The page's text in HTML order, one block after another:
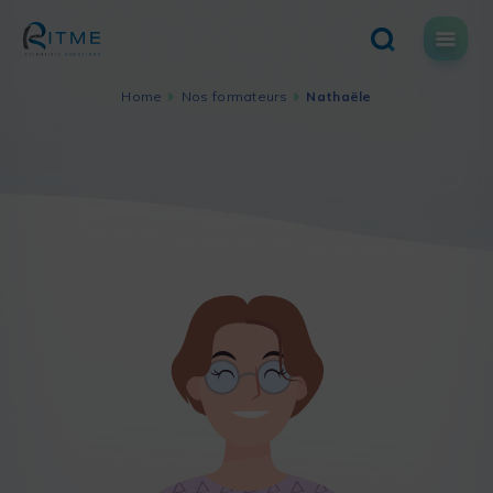
content
Home Nos formateurs Nathaële